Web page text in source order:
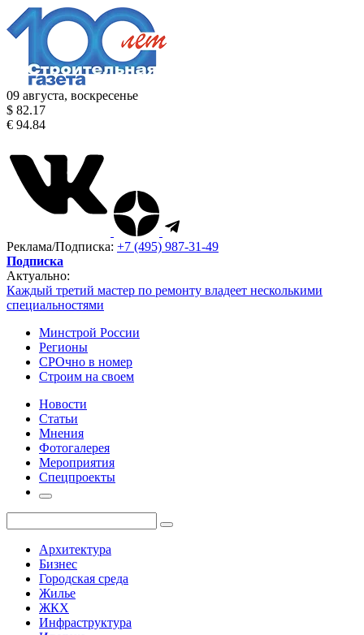
09 августа, воскресенье
$ 82.17
€ 94.84
Реклама/Подписка: +7 (495) 987-31-49
Подписка
Актуально:
Каждый третий мастер по ремонту владеет несколькими
специальностями
Минстрой России
Регионы
СРОчно в номер
Строим на своем
Новости
Статьи
Мнения
Фотогалерея
Мероприятия
Спецпроекты
Архитектура
Бизнес
Городская среда
Жилье
ЖКХ
Инфраструктура